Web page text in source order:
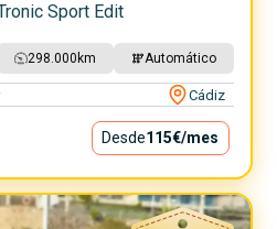
Sport Edit
298.000 km Automático
Cádiz
Desde115€/mes